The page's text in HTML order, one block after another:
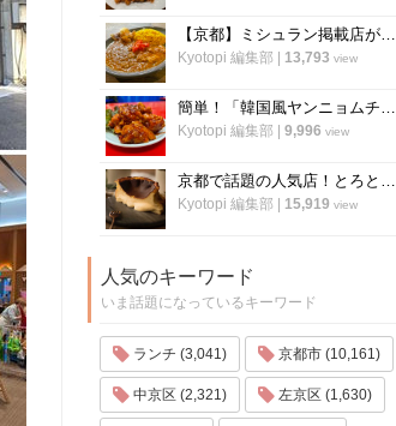
【京都】ミシュラン掲載店がスパイスカレーのレシピ公開！カレー専門店「カレープラント」スパイスカレーのレシピ公開！
Kyotopi 編集部 13,793 view
簡単！「韓国風ヤンニョムチキン」の作り方！京都の人気韓国料理店『ナム』に教わりました！
Kyotopi 編集部 9,996 view
京都で話題の人気店！とろとろ濃厚バスクチーズケーキの作り方〜「フォーチュンガーデン京都」
Kyotopi 編集部 15,919 view
人気のキーワード
いま話題になっているキーワード
ランチ (3,041) 京都市 (10,161)
中京区 (2,321) 左京区 (1,630)